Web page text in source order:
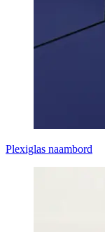
Plexiglas naambord